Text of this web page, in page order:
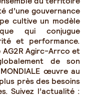
d’une gouvernance
cultive un modèle
qui conjugue
et performance.
AG2R Agirc-Arrco et
de son
œuvre au
près des besoins
Suivez l’actualité :